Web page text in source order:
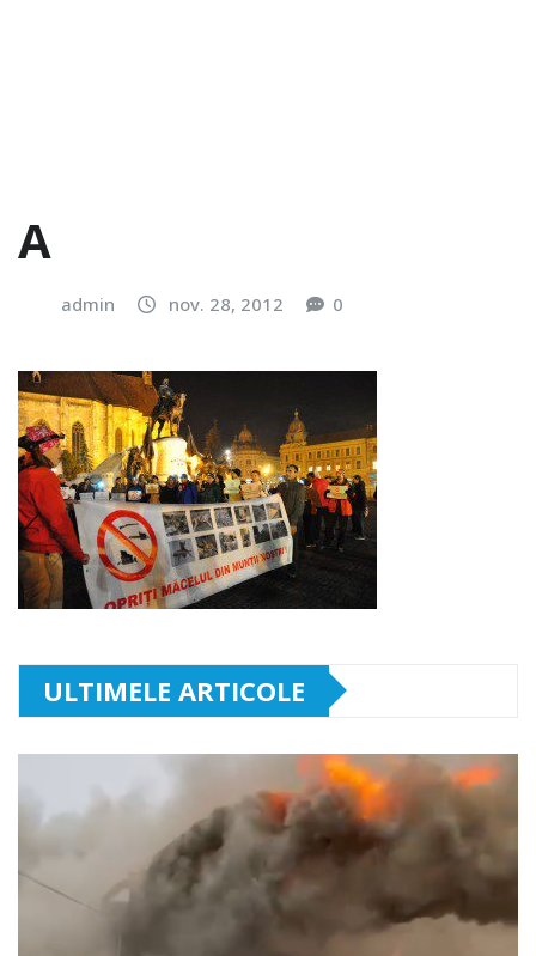
A
admin nov. 28, 2012 0
ULTIMELE ARTICOLE